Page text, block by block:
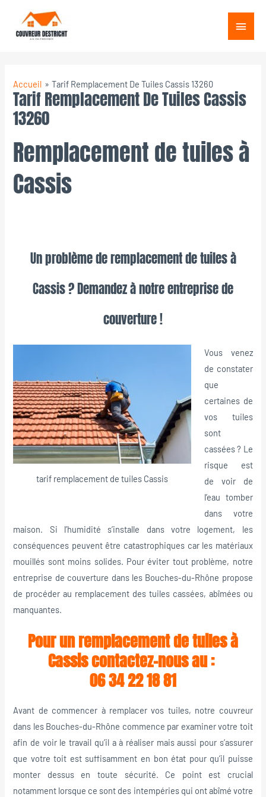
contenu
Menu
Accueil Tarif Remplacement De Tuiles Cassis 13260
Tarif Remplacement De Tuiles Cassis
13260
Remplacement de tuiles à
Cassis
Un problème de remplacement de tuiles à
Cassis ? Demandez à notre entreprise de
couverture !
tarif remplacement de tuiles Cassis
Vous venez
de constater
que
certaines de
vos tuiles
sont
cassées ? Le
risque est
de voir de
l’eau tomber
dans votre
maison. Si l’humidité s’installe dans votre logement, les
conséquences peuvent être catastrophiques car les matériaux
mouillés sont moins solides. Pour éviter tout problème, notre
entreprise de couverture dans les Bouches-du-Rhône propose
de procéder au remplacement des tuiles cassées, abîmées ou
manquantes.
Pour un remplacement de tuiles à
Cassis contactez-nous au :
06 34 22 18 81
Avant de commencer à remplacer vos tuiles, notre couvreur
dans les Bouches-du-Rhône commence par examiner votre toit
afin de voir le travail qu’il a à réaliser mais aussi pour s’assurer
que votre toit est suffisamment en bon état pour qu’il puisse
monter dessus en toute sécurité. Ce point est crucial
notamment lorsque ce sont des intempéries qui ont abîmé votre